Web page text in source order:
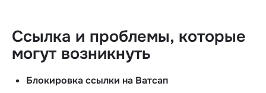
Ссылка и проблемы, которые
могут возникнуть
Блокировка ссылки на Ватсап